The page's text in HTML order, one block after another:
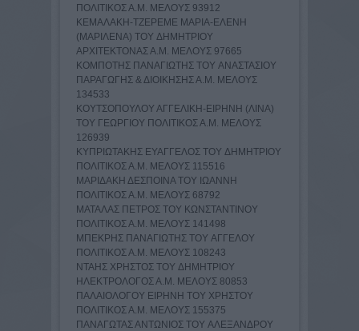
ΠΟΛΙΤΙΚΟΣ Α.Μ. ΜΕΛΟΥΣ 93912
ΚΕΜΑΛΑΚΗ-ΤΖΕΡΕΜΕ ΜΑΡΙΑ-ΕΛΕΝΗ
(ΜΑΡΙΛΕΝΑ) TOY ΔΗΜΗΤΡΙΟY
ΑΡΧΙΤΕΚΤΟΝΑΣ Α.Μ. ΜΕΛΟΥΣ 97665
ΚΟΜΠΟΤΗΣ ΠΑΝΑΓΙΩΤΗΣ TOY ΑΝΑΣΤΑΣΙΟY
ΠΑΡΑΓΩΓΗΣ & ΔΙΟΙΚΗΣΗΣ Α.Μ. ΜΕΛΟΥΣ
134533
ΚΟΥΤΣΟΠΟΥΛΟΥ ΑΓΓΕΛΙΚΗ-ΕΙΡΗΝΗ (ΛΙΝΑ)
TOY ΓΕΩΡΓΙΟY ΠΟΛΙΤΙΚΟΣ Α.Μ. ΜΕΛΟΥΣ
126939
ΚΥΠΡΙΩΤΑΚΗΣ ΕΥΑΓΓΕΛΟΣ TOY ΔΗΜΗΤΡΙΟY
ΠΟΛΙΤΙΚΟΣ Α.Μ. ΜΕΛΟΥΣ 115516
ΜΑΡΙΔΑΚΗ ΔΕΣΠΟΙΝΑ TOY ΙΩΑΝΝΗ
ΠΟΛΙΤΙΚΟΣ Α.Μ. ΜΕΛΟΥΣ 68792
ΜΑΤΑΛΑΣ ΠΕΤΡΟΣ TOY ΚΩΝΣΤΑΝΤΙΝΟY
ΠΟΛΙΤΙΚΟΣ Α.Μ. ΜΕΛΟΥΣ 141498
ΜΠΕΚΡΗΣ ΠΑΝΑΓΙΩΤΗΣ TOY ΑΓΓΕΛΟY
ΠΟΛΙΤΙΚΟΣ Α.Μ. ΜΕΛΟΥΣ 108243
ΝΤΑΗΣ ΧΡΗΣΤΟΣ TOY ΔΗΜΗΤΡΙΟY
ΗΛΕΚΤΡΟΛΟΓΟΣ Α.Μ. ΜΕΛΟΥΣ 80853
ΠΑΛΑΙΟΛΟΓΟΥ ΕΙΡΗΝΗ TOY ΧΡΗΣΤΟY
ΠΟΛΙΤΙΚΟΣ Α.Μ. ΜΕΛΟΥΣ 155375
ΠΑΝΑΓΩΤΑΣ ΑΝΤΩΝΙΟΣ TOY ΑΛΕΞΑΝΔΡΟY